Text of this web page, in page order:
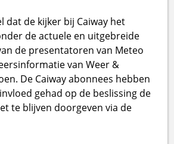
dat de kijker bij Caiway het
de actuele en uitgebreide
de presentatoren van Meteo
van Weer &
De Caiway abonnees hebben
gehad op de beslissing de
te blijven doorgeven via de